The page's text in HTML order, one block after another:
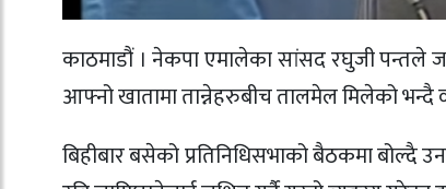
काठमाडौं । नेकपा एमालेका सांसद रघुजी पन्तले
आफ्नो खातामा तान्नेहरुबीच तालमेल मिलेको भन्दै
बिहीबार बसेको प्रतिनिधिसभाको बैठकमा बोल्दै